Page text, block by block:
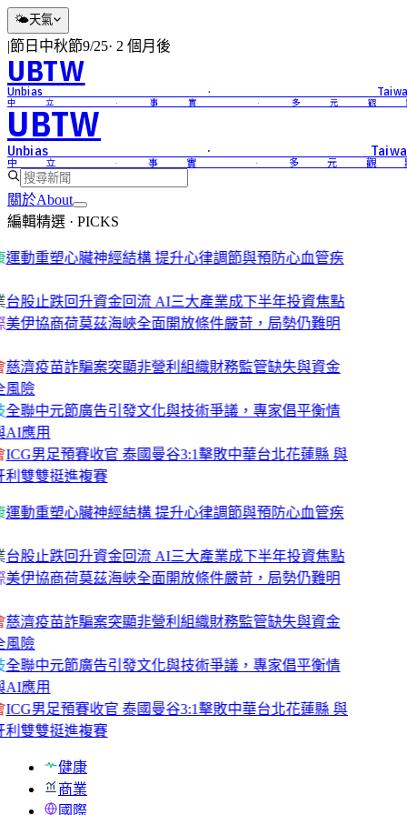
🌤天氣
|節日 中秋節9/25· 2 個月後
UBTW
Unbias ·
中立 · 事實 · 多元觀
UBTW
Unbias ·
中立 · 事實 · 多元觀
關於About
編輯精選 · PICKS
運動重塑心臟神經結構 提升心律調節與預防心血管疾
台股止跌回升資金回流 AI三大產業成下半年投資焦點
美伊協商荷莫茲海峽全面開放條件嚴苛，局勢仍難明
慈濟疫苗詐騙案突顯非營利組織財務監管缺失與資金
風險
全聯中元節廣告引發文化與技術爭議，專家倡平衡情
AI應用
ICG男足預賽收官 泰國曼谷3:1擊敗中華台北花蓮縣 與
利雙雙挺進複賽
運動重塑心臟神經結構 提升心律調節與預防心血管疾
台股止跌回升資金回流 AI三大產業成下半年投資焦點
美伊協商荷莫茲海峽全面開放條件嚴苛，局勢仍難明
慈濟疫苗詐騙案突顯非營利組織財務監管缺失與資金
風險
全聯中元節廣告引發文化與技術爭議，專家倡平衡情
AI應用
ICG男足預賽收官 泰國曼谷3:1擊敗中華台北花蓮縣 與
利雙雙挺進複賽
健康
商業
國際